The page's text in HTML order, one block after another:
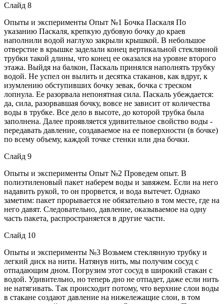
Слайд 8
Опыты и эксперименты Опыт №1 Бочка Паскаля По
указанию Паскаля, крепкую дубовую бочку до краев
наполнили водой наглухо закрыли крышкой. В небольшое
отверстие в крышке заделали конец вертикальной стеклянной
трубки такой длины, что конец ее оказался на уровне второго
этажа. Выйдя на балкон, Паскаль принялся наполнять трубку
водой. Не успел он вылить и десятка стаканов, как вдруг, к
изумлению обступивших бочку зевак, бочка с треском
лопнула. Ее разорвала непонятная сила. Паскаль убеждается:
да, сила, разорвавшая бочку, вовсе не зависит от количества
воды в трубке. Все дело в высоте, до которой трубка была
заполнена. Далее проявляется удивительное свойство воды -
передавать давление, создаваемое на ее поверхности (в бочке)
по всему объему, каждой точке стенки или дна бочки.
Слайд 9
Опыты и эксперименты Опыт №2 Проведем опыт. В
полиэтиленовый пакет наберем воды и завяжем. Если на него
надавить рукой, то он прорвется, и вода вытечет. Однако
заметим: пакет прорывается не обязательно в том месте, где на
него давят. Следовательно, давление, оказываемое на одну
часть пакета, распространяется в другие части.
Слайд 10
Опыты и эксперименты №3 Возьмем стеклянную трубку и
легкий диск на нити. Натянув нить, мы получим сосуд с
отпадающим дном. Погрузим этот сосуд в широкий стакан с
водой. Удивительно, но теперь дно не отпадет, даже если нить
не натягивать. Так происходит потому, что верхние слои воды
в стакане создают давление на нижележащие слои, в том